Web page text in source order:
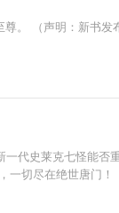
。 （声明：新书发
代史莱克七怪能
切尽在绝世唐门